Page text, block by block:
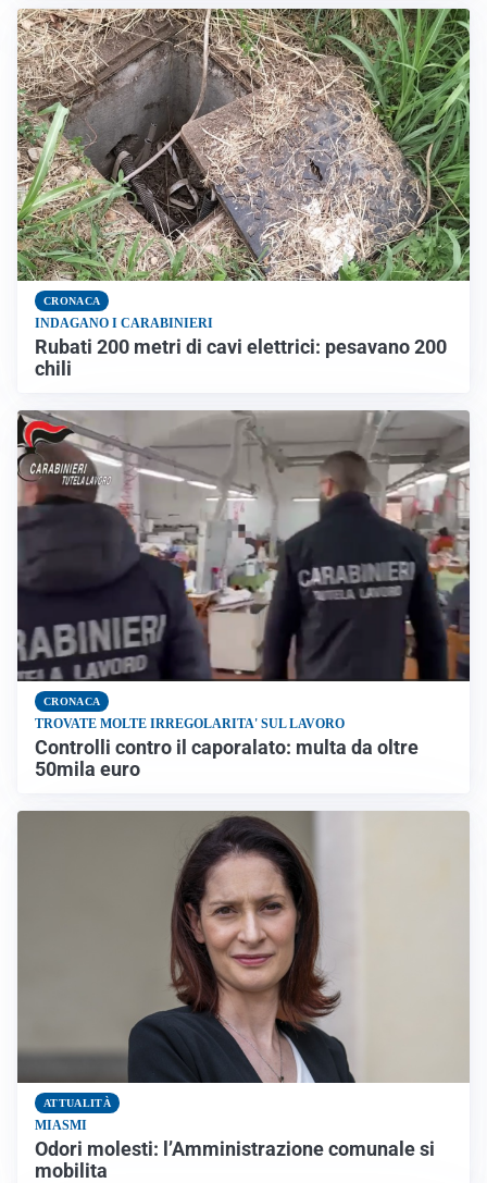
CRONACA
INDAGANO I CARABINIERI
Rubati 200 metri di cavi elettrici: pesavano 200
chili
CRONACA
TROVATE MOLTE IRREGOLARITA' SUL LAVORO
Controlli contro il caporalato: multa da oltre
50mila euro
ATTUALITÀ
MIASMI
Odori molesti: l’Amministrazione comunale si
mobilita